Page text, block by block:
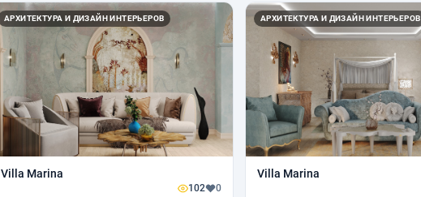
АРХИТЕКТУРА И ДИЗАЙН ИНТЕРЬЕРОВ
Villa Marina
102 0
АРХИТЕКТУРА И ДИЗАЙН ИНТЕРЬЕРОВ
Villa Marina